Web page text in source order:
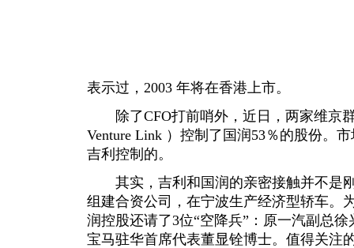
表示过，2003 年将在香港上市。
除了CFO打前哨外，近日，两家维京群
Venture Link ）控制了国润53％的股份。
吉利控制的。
其实，吉利和国润的亲密接触并不是
组建合资公司，在宁波生产经济型轿车。
润控股还请了3位“空降兵”：原一汽副总
宝马驻华首席代表董显铨博士。值得关注